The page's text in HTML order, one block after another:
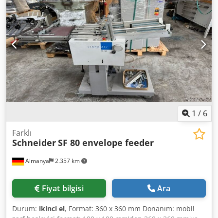
doğrusal delme kolu
1 / 6
Almanya 2.357 km
Farklı
SchneiderSF 80 envelope feeder
Fiyat bilgisi Ara
Durum: ikinci el, Format: 360 x 360 mm Donanım: mobil